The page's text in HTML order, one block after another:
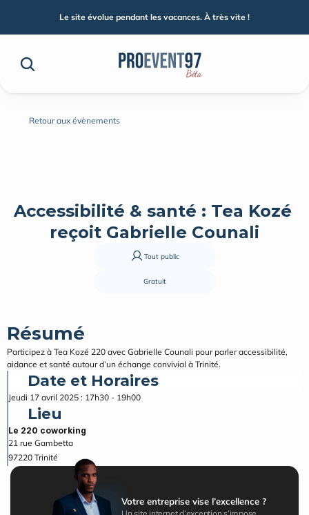
Retour aux évènements
Accessibilité & santé : Tea Kozé
reçoit Gabrielle Counali
Tout public
Gratuit
Résumé
Participez à Tea Kozé 220 avec Gabrielle Counali pour parler accessibilité,
aidance et santé autour d’un échange convivial à Trinité.
Date et Horaires
Jeudi 17 avril 2025 : 17h30 - 19h00
Lieu
Le 220 coworking
21 rue Gambetta
97220 Trinité
Votre entreprise vise l’excellence ?
Le site évolue pendant les vacances. À très vite !